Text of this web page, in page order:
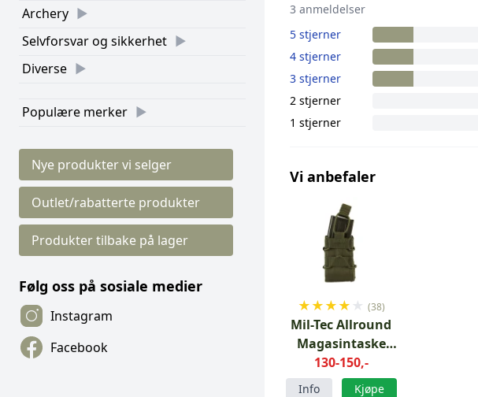
Archery
Selvforsvar og sikkerhet
Diverse
Populære merker
Nye produkter vi selger
Outlet/rabatterte produkter
Produkter tilbake på lager
Følg oss på sosiale medier
Instagram
Facebook
3 anmeldelser
5 stjerner
4 stjerner
3 stjerner
2 stjerner
1 stjerner
Vi anbefaler
★★★★ ★ (38)
Mil-Tec Allround
Magasintaske
Open-Top Grønn
M4/AK/AK4/AK5C
130-150,-
Info Kjøpe